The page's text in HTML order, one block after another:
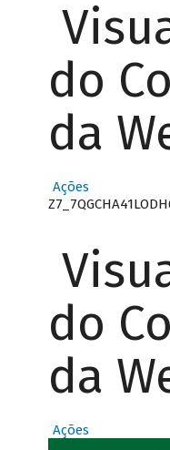
do
da
Ações
do
da
Ações